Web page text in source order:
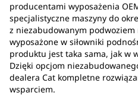
producentami wyposażenia
specjalistyczne maszyny do
z niezabudowanym
wyposażone w siłowniki
produktu jest taka sama, jak w
Dzięki opcjom
dealera Cat kompletne
wsparciem.